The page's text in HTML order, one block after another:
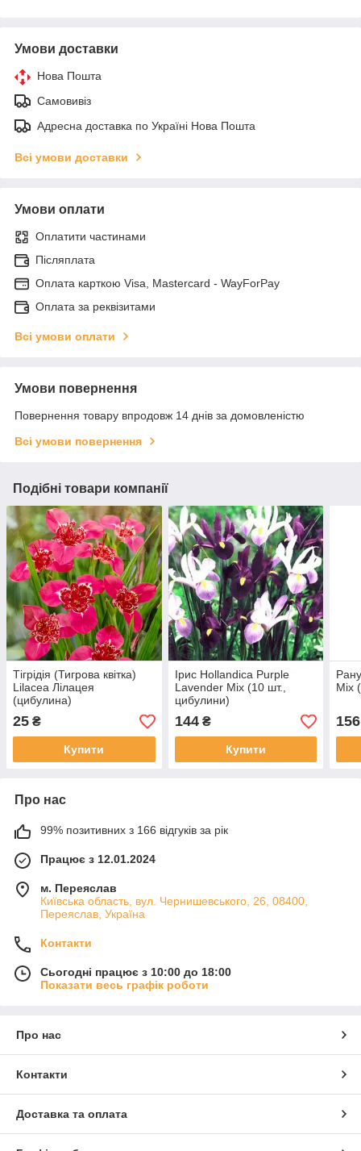
Умови доставки
Нова Пошта
Самовивіз
Адресна доставка по Україні Нова Пошта
Всі умови доставки
Умови оплати
Оплатити частинами
Післяплата
Оплата карткою Visa, Mastercard - WayForPay
Оплата за реквізитами
Всі умови оплати
Умови повернення
Повернення товару впродовж 14 днів за домовленістю
Всі умови повернення
Подібні товари компанії
Тігрідія (Тигрова квітка)
Lilacea Лілацея
(цибулина)
25 ₴
Купити
Ірис Hollandica Purple
Lavender Mix (10 шт.,
цибулини)
144₴
Купити
Mix
156
Про нас
99% позитивних з 166 відгуків за рік
Працює з 12.01.2024
м. Переяслав
Київська область, вул. Чернишевського, 26, 08400,
Переяслав, Україна
Контакти
Сьогодні працює з 10:00 до 18:00
Показати весь графік роботи
Про нас
Контакти
Доставка та оплата